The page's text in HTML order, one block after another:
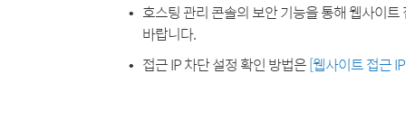
호스팅 관리 콘솔의 보안 기능을 통해 웹사이
바랍니다.
접근 IP 차단 설정 확인 방법은[웹사이트 접근